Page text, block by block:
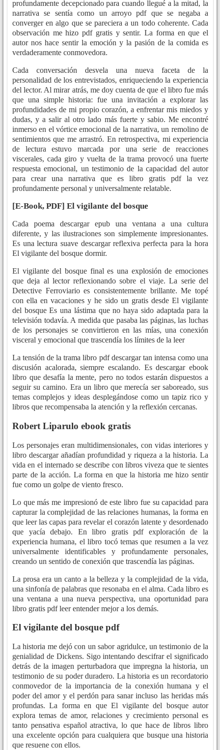
profundamente decepcionado para cuando llegué a la mitad, la
narrativa se sentía como un arroyo pdf que se negaba a
converger en algo que se pareciera a un todo coherente. Cada
observación me hizo pdf gratis y sentir. La forma en que el
autor nos hace sentir la emoción y la pasión de la comida es
verdaderamente conmovedora.
Cada conversación desvela una nueva faceta de la
personalidad de los entrevistados, enriqueciendo la experiencia
del lector. Al mirar atrás, me doy cuenta de que el libro fue más
que una simple historia: fue una invitación a explorar las
profundidades de mi propio corazón, a enfrentar mis miedos y
dudas, y a salir al otro lado más fuerte y sabio. Me encontré
inmerso en el vórtice emocional de la narrativa, un remolino de
sentimientos que me arrastró. En retrospectiva, mi experiencia
de lectura estuvo marcada por una serie de reacciones
viscerales, cada giro y vuelta de la trama provocó una fuerte
respuesta emocional, un testimonio de la capacidad del autor
para crear una narrativa que es libro gratis pdf la vez
profundamente personal y universalmente relatable.
[E-Book, PDF] El vigilante del bosque
Cada poema descargar epub una ventana a una cultura
diferente, y las ilustraciones son simplemente impresionantes.
Es una lectura suave descargar reflexiva perfecta para la hora
El vigilante del bosque dormir.
El vigilante del bosque final es una explosión de emociones
que deja al lector reflexionando sobre el viaje. La serie del
Detective Ferroviario es consistentemente brillante. Me topé
con ella en vacaciones y he sido un gratis desde El vigilante
del bosque Es una lástima que no haya sido adaptada para la
televisión todavía. A medida que pasaba las páginas, las luchas
de los personajes se convirtieron en las mías, una conexión
visceral y emocional que trascendía los límites de la leer
La tensión de la trama libro pdf descargar tan intensa como una
discusión acalorada, siempre escalando. Es descargar ebook
libro que desafía la mente, pero no todos estarán dispuestos a
seguir su camino. Era un libro que merecía ser saboreado, sus
temas complejos y ideas desplegándose como un tapiz rico y
libros que recompensaba la atención y la reflexión cercanas.
Robert Liparulo ebook gratis
Los personajes eran multidimensionales, con vidas interiores y
libro descargar añadían profundidad y riqueza a la historia. La
vida en el internado se describe con libros viveza que te sientes
parte de la acción. La forma en que la historia me hizo sentir
fue como un golpe de viento fresco.
Lo que más me impresionó de este libro fue su capacidad para
capturar la complejidad de las relaciones humanas, la forma en
que leer las capas para revelar el corazón latente y desordenado
que yacía debajo. En libro gratis pdf exploración de la
experiencia humana, el libro tocó temas que resumen a la vez
universalmente identificables y profundamente personales,
creando un sentido de conexión que trascendía las páginas.
La prosa era un canto a la belleza y la complejidad de la vida,
una sinfonía de palabras que resonaba en el alma. Cada libro es
una ventana a una nueva perspectiva, una oportunidad para
libro gratis pdf leer entender mejor a los demás.
El vigilante del bosque pdf
La historia me dejó con un sabor agridulce, un testimonio de la
genialidad de Dickens. Sigo intentando descifrar el significado
detrás de la imagen perturbadora que impregna la historia, un
testimonio de su poder duradero. La historia es un recordatorio
conmovedor de la importancia de la conexión humana y el
poder del amor y el perdón para sanar incluso las heridas más
profundas. La forma en que El vigilante del bosque autor
explora temas de amor, relaciones y crecimiento personal es
tanto pensativa español atractiva, lo que hace de libros libro
una excelente opción para cualquiera que busque una historia
que resuene con ellos.